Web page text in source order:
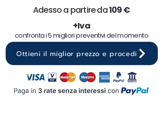
Adesso a partire da109 €
+Iva
confronta i 5 migliori preventivi del momento
Ottieni il miglior prezzo e procedi